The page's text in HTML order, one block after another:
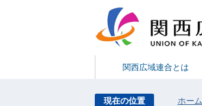
関西広域連合とは
現在の位置 ホーム